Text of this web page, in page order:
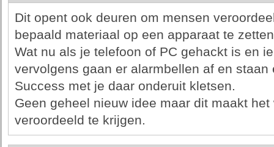
Dit opent ook deuren om mensen
bepaald materiaal op een apparaat te
Wat nu als je telefoon of PC gehackt is en
vervolgens gaan er alarmbellen af en staan
Success met je daar onderuit kletsen.
Geen geheel nieuw idee maar dit maakt
veroordeeld te krijgen.